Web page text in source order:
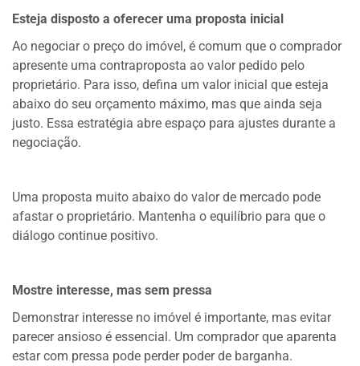
Esteja disposto a oferecer uma proposta inicial
Ao negociar o preço do imóvel, é comum que o comprador
apresente uma contraproposta ao valor pedido pelo
proprietário. Para isso, defina um valor inicial que esteja
abaixo do seu orçamento máximo, mas que ainda seja
justo. Essa estratégia abre espaço para ajustes durante a
negociação.
Uma proposta muito abaixo do valor de mercado pode
afastar o proprietário. Mantenha o equilíbrio para que o
diálogo continue positivo.
Mostre interesse, mas sem pressa
Demonstrar interesse no imóvel é importante, mas evitar
parecer ansioso é essencial. Um comprador que aparenta
estar com pressa pode perder poder de barganha.